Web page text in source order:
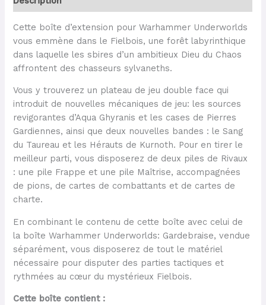
Cette boîte d’extension pour Warhammer Underworlds
vous emmène dans le Fielbois, une forêt labyrinthique
dans laquelle les sbires d’un ambitieux Dieu du Chaos
affrontent des chasseurs sylvaneths.
Vous y trouverez un plateau de jeu double face qui
introduit de nouvelles mécaniques de jeu: les sources
revigorantes d’Aqua Ghyranis et les cases de Pierres
Gardiennes, ainsi que deux nouvelles bandes : le Sang
du Taureau et les Hérauts de Kurnoth. Pour en tirer le
meilleur parti, vous disposerez de deux piles de Rivaux
: une pile Frappe et une pile Maîtrise, accompagnées
de pions, de cartes de combattants et de cartes de
charte.
En combinant le contenu de cette boîte avec celui de
la boîte Warhammer Underworlds: Gardebraise, vendue
séparément, vous disposerez de tout le matériel
nécessaire pour disputer des parties tactiques et
rythmées au cœur du mystérieux Fielbois.
Cette boîte contient :